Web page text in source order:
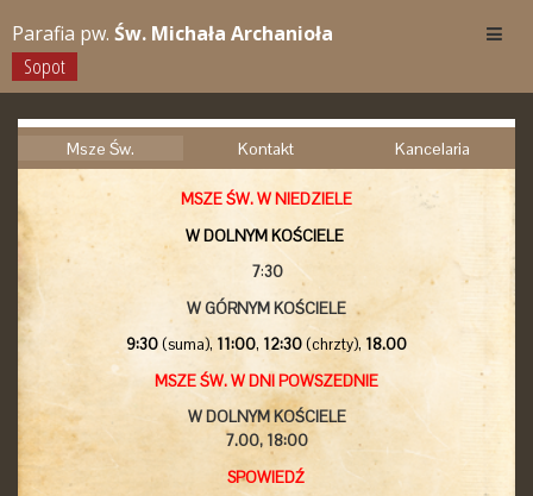
Parafia pw. Św. Michała Archanioła
Sopot
Msze Św. Kontakt Kancelaria
MSZE ŚW. W NIEDZIELE
W DOLNYM KOŚCIELE
7:30
W GÓRNYM KOŚCIELE
9:30(suma), 11:00, 12:30(chrzty), 18.00
MSZE ŚW. W DNI POWSZEDNIE
W DOLNYM KOŚCIELE
7.00, 18:00
SPOWIEDŹ